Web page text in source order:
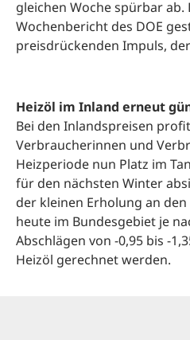
gleichen Woche spürbar
Wochenbericht des DOE
preisdrückenden Impuls,
Heizöl im Inland erneut
Bei den Inlandspreisen
Verbraucherinnen und
Heizperiode nun Platz im
für den nächsten Winter
der kleinen Erholung an
heute im Bundesgebiet je
Abschlägen von -0,95 bis -
Heizöl gerechnet werden.